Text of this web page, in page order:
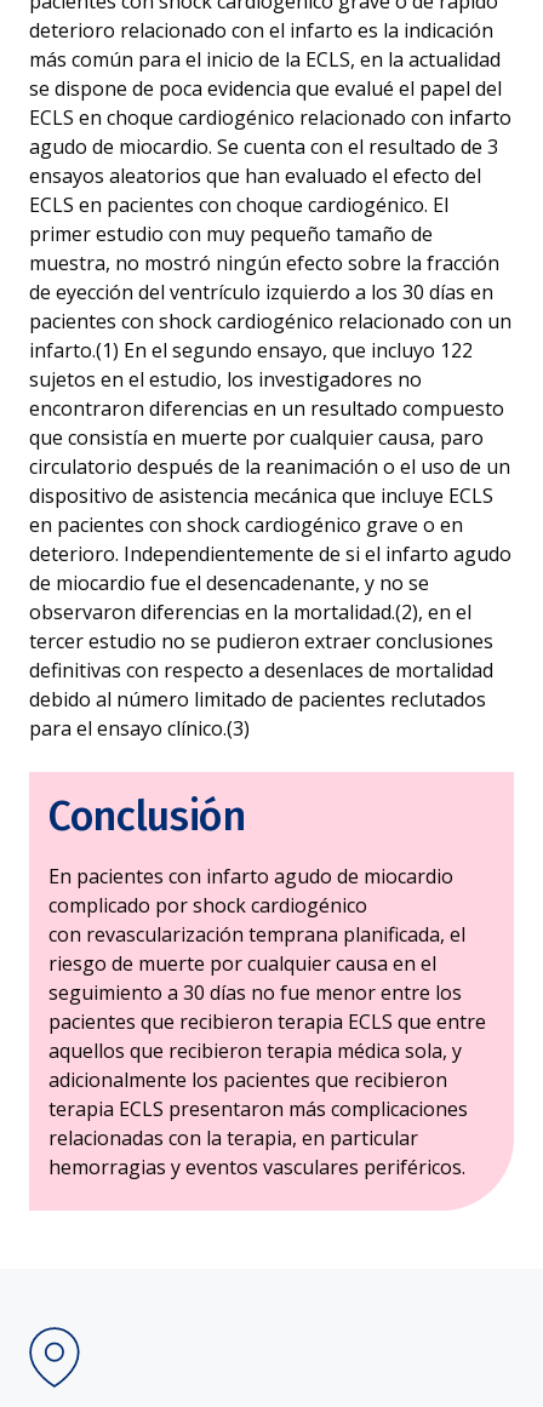
deterioro relacionado con el infarto es la indicación
más común para el inicio de la ECLS, en la actualidad
se dispone de poca evidencia que evalué el papel del
ECLS en choque cardiogénico relacionado con infarto
agudo de miocardio. Se cuenta con el resultado de 3
ensayos aleatorios que han evaluado el efecto del
ECLS en pacientes con choque cardiogénico. El
primer estudio con muy pequeño tamaño de
muestra, no mostró ningún efecto sobre la fracción
de eyección del ventrículo izquierdo a los 30 días en
pacientes con shock cardiogénico relacionado con un
infarto.(1) En el segundo ensayo, que incluyo 122
sujetos en el estudio, los investigadores no
encontraron diferencias en un resultado compuesto
que consistía en muerte por cualquier causa, paro
circulatorio después de la reanimación o el uso de un
dispositivo de asistencia mecánica que incluye ECLS
en pacientes con shock cardiogénico grave o en
deterioro. Independientemente de si el infarto agudo
de miocardio fue el desencadenante, y no se
observaron diferencias en la mortalidad.(2), en el
tercer estudio no se pudieron extraer conclusiones
definitivas con respecto a desenlaces de mortalidad
debido al número limitado de pacientes reclutados
para el ensayo clínico.(3)
Conclusión
En pacientes con infarto agudo de miocardio
complicado por shock cardiogénico
con revascularización temprana planificada, el
riesgo de muerte por cualquier causa en el
seguimiento a 30 días no fue menor entre los
pacientes que recibieron terapia ECLS que entre
aquellos que recibieron terapia médica sola, y
adicionalmente los pacientes que recibieron
terapia ECLS presentaron más complicaciones
relacionadas con la terapia, en particular
hemorragias y eventos vasculares periféricos.